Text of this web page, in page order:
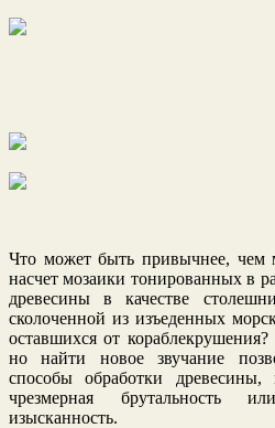
Что может быть привычнее, чем
насчет мозаики тонированных в
древесины в качестве
сколоченной из изъеденных
оставшихся от
но найти новое звучание
способы обработки
чрезмерная брутальность
изысканность.